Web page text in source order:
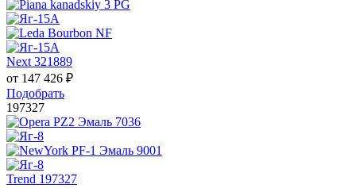
Next 321889
от 147 426 ₽
Подобрать
197327
Trend 197327